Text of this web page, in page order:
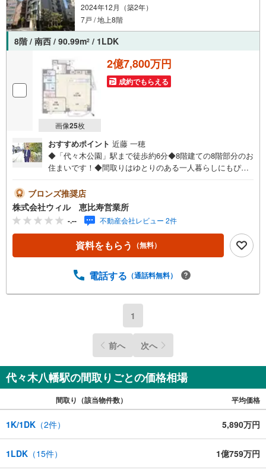
2024年12月（築2年）
7戸 / 地上8階
8階 / 南西 / 90.99m2 / 1LDK
画像25枚
2億7,800万円
成約でもらえる
おすすめポイント 近藤 一穂
◆「代々木公園」駅まで徒歩約6分◆8階建ての8階部分のお
住まいです！◆間取りはゆとりのある一人暮らしにもぴっ
す！◆お掃除らくらくなIHクッキングヒーターを採用！◆
全居室8帖以上のゆとりの間取り設計です！◆冬でも足元快
適にお過ごしいただける床暖房設置◆ウォークインクロー
ゼットがあり収納スペースも豊富！◆エアコン2台付き！◆
インターネット対応です！◆不在がちな方の心強い味方、
宅配ボックス-冷蔵タイプ◆「成城石井（富ヶ谷店）」まで
繋がりやすくなっております。お気軽にご連絡下さい！現
をご記入いただけますとスムーズにご案内が可能です。**
得意としており、最適な銀行をご提案します。**リフォー
ム**理想の間取り、テイストを作り上げられます！リフォ
ームプランナーの同行も可能です。
ブロンズ推奨店
株式会社ウィル 恵比寿営業所
-.-- 不動産会社レビュー 2件
資料をもらう （無料）
電話する （通話料無料）
1
前へ 次へ
代々木八幡駅の間取りごとの価格相場
間取り（該当物件数） 平均価格
1K/1DK （2件） 5,890万円
1LDK （15件） 1億759万円